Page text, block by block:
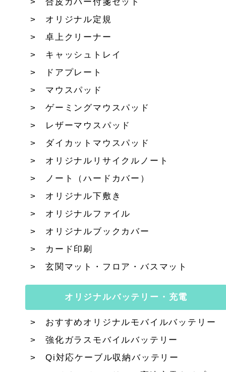
オリジナル定規
卓上クリーナー
キャッシュトレイ
ドアプレート
マウスパッド
ゲーミングマウスパッド
レザーマウスパッド
ダイカットマウスパッド
オリジナルリサイクルノート
ノート（ハードカバー）
オリジナル下敷き
オリジナルファイル
オリジナルブックカバー
カード印刷
玄関マット・フロア・バスマット
オリジナルバッテリー・充電
おすすめオリジナルモバイルバッテリー
強化ガラスモバイルバッテリー
Qi対応ケーブル収納バッテリー